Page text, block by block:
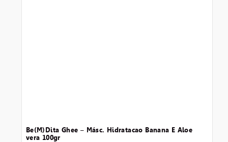
be(m)dita ghee – másc. hidratacao banana e aloe
vera 100gr